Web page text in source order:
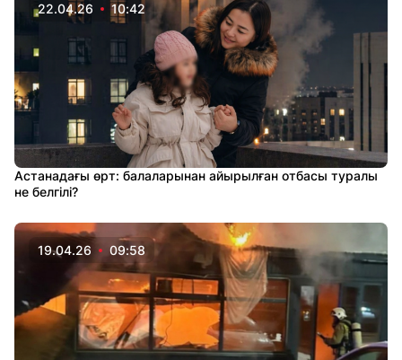
22.04.26 10:42
Астанадағы өрт: балаларынан айырылған отбасы туралы
не белгілі?
19.04.26 09:58